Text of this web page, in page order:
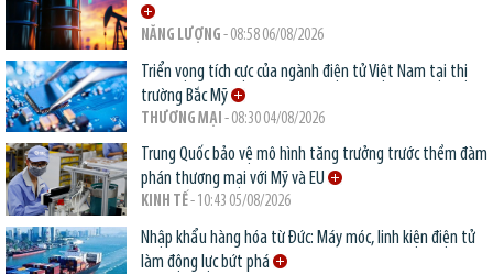
NĂNG LƯỢNG - 08:58 06/08/2026
Triển vọng tích cực của ngành điện tử Việt Nam tại thị
trường Bắc Mỹ
THƯƠNG MẠI - 08:30 04/08/2026
Trung Quốc bảo vệ mô hình tăng trưởng trước thềm đàm
phán thương mại với Mỹ và EU
KINH TẾ- 10:43 05/08/2026
Nhập khẩu hàng hóa từ Đức: Máy móc, linh kiện điện tử
làm động lực bứt phá